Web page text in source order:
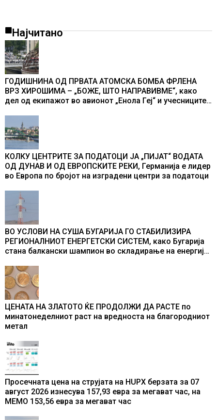
Најчитано
ГОДИШНИНА ОД ПРВАТА АТОМСКА БОМБА ФРЛЕНА
ВРЗ ХИРОШИМА – „БОЖЕ, ШТО НАПРАВИВМЕ“, како
дел од екипажот во авионот „Енола Геј“ и учесниците
промени текот на историјата
КОЛКУ ЦЕНТРИТЕ ЗА ПОДАТОЦИ ЈА „ПИЈАТ“ ВОДАТА
ОД ДУНАВ И ОД ЕВРОПСКИТЕ РЕКИ, Германија е лидер
во Европа по бројот на изградени центри за податоци
ВО УСЛОВИ НА СУША БУГАРИЈА ГО СТАБИЛИЗИРА
РЕГИОНАЛНИОТ ЕНЕРГЕТСКИ СИСТЕМ, како Бугарија
стана балкански шампион во складирање на енергија
ЦЕНАТА НА ЗЛАТОТО ЌЕ ПРОДОЛЖИ ДА РАСТЕ по
минатонеделниот раст на вредноста на благородниот
метал
Просечната цена на струјата на HUPX берзата за 07
август 2026 изнесува 157,93 евра за мегават час, на
МЕМО 153,56 евра за мегават час